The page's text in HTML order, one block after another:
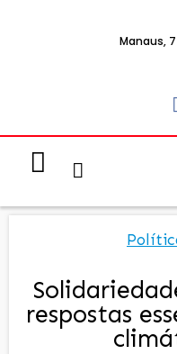
Manaus,
respostas